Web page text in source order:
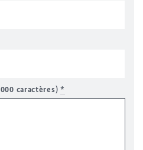
caractères) *